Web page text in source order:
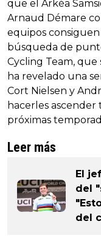
que el Arkéa
Arnaud Démare
equipos
búsqueda de
Cycling Team, que
ha revelado una
Cort Nielsen y
hacerles ascender
próximas
Leer más
El
del
del